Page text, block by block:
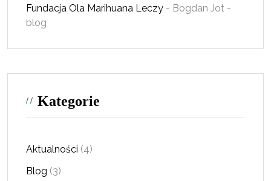
Fundacja Ola Marihuana Leczy - Bogdan Jot -
blog
Kategorie
Aktualności (4)
Blog (3)